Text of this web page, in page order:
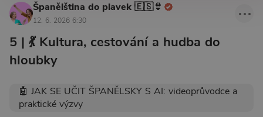
Španělština do plavek 🇪🇸👙
12. 6. 2026 6:30
5 | 💃 Kultura, cestování a hudba do
hloubky
🤖 JAK SE UČIT ŠPANĚLSKY S AI: videoprůvodce a
praktické výzvy